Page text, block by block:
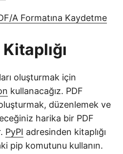
A Formatına Kaydetme
oluşturmak için
kullanacağız. PDF
düzenlemek ve
harika bir PDF
PyPI adresinden kitaplığı
pip komutunu kullanın.